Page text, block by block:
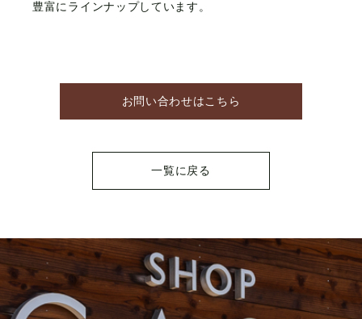
豊富にラインナップしています。
お問い合わせはこちら
一覧に戻る